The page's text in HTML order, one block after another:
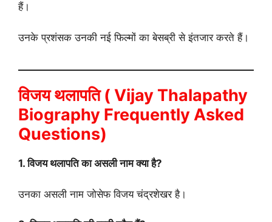
हैं।
उनके प्रशंसक उनकी नई फिल्मों का बेसब्री से इंतजार करते हैं।
विजय थलापति ( Vijay Thalapathy
Biography Frequently Asked
Questions)
1. विजय थलापति का असली नाम क्या है?
उनका असली नाम जोसेफ विजय चंद्रशेखर है।